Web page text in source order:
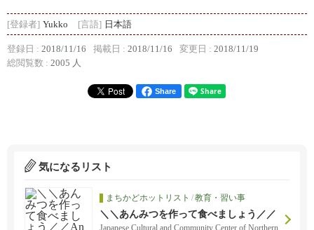
[登録者] Yukko [言語] 日本語
登録日 : 2018/11/16 掲載日 : 2018/11/16 変更日 : 2018/11/19
総閲覧数 : 2005 人
Share
気になるリスト
まちかどホットリスト /教育・習い事
＼＼あんみつを作って食べましょう／／
Anmitsu Social＠Center
Japanese Cultural and Community Center of Northern